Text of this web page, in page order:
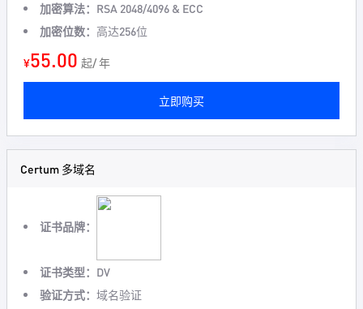
加密算法： RSA 2048/4096 & ECC
加密位数： 高达256位
¥55.00 起/ 年
立即购买
Certum 多域名
证书品牌：
证书类型： DV
验证方式： 域名验证